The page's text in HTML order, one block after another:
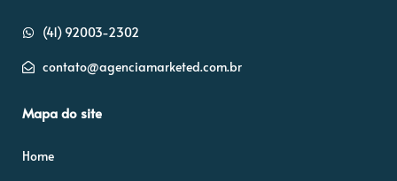
(41) 92003-2302
contato@agenciamarketed.com.br
Mapa do site
Home